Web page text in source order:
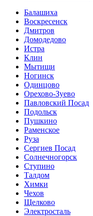
Балашиха
Воскресенск
Дмитров
Домодедово
Истра
Клин
Мытищи
Ногинск
Одинцово
Орехово-Зуево
Павловский Посад
Подольск
Пушкино
Раменское
Руза
Сергиев Посад
Солнечногорск
Ступино
Талдом
Химки
Чехов
Щелково
Электросталь